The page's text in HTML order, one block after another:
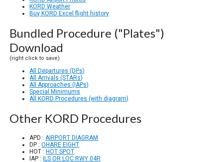
KORD Weather
Buy KORD Excel flight history
Bundled Procedure ("Plates")
Download
(right click to save)
All Departures (DPs)
All Arrivals (STARs)
All Approaches (IAPs)
Special Minimums
All KORD Procedures (with diagram)
Other KORD Procedures
APD :AIRPORT DIAGRAM
DP :OHARE EIGHT
HOT : HOT SPOT
IAP :
ILS OR LOC RWY 04R